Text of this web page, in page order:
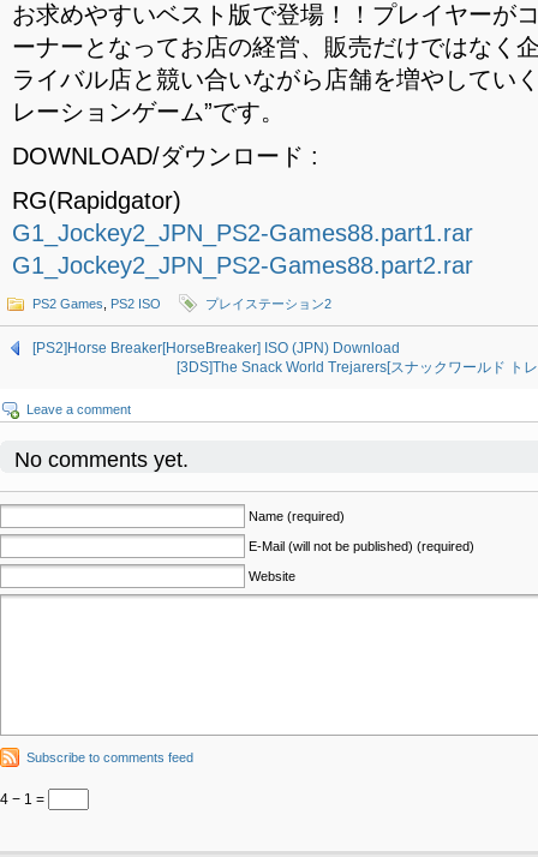
お求めやすいベスト版で登場！！プレイヤーが
ーナーとなってお店の経営、販売だけではなく
ライバル店と競い合いながら店舗を増やしてい
レーションゲーム”です。
DOWNLOAD/ダウンロード :
RG(Rapidgator)
G1_Jockey2_JPN_PS2-Games88.part1.rar
G1_Jockey2_JPN_PS2-Games88.part2.rar
PS2 Games PS2 ISO プレイステーション2
[PS2]Horse Breaker[HorseBreaker] ISO (JPN) Download
[3DS]The Snack World Trejarers[スナックワールド ト
Leave a comment
No comments yet.
Name (required)
E-Mail (will not be published) (required)
Website
Subscribe to comments feed
4 − 1 =